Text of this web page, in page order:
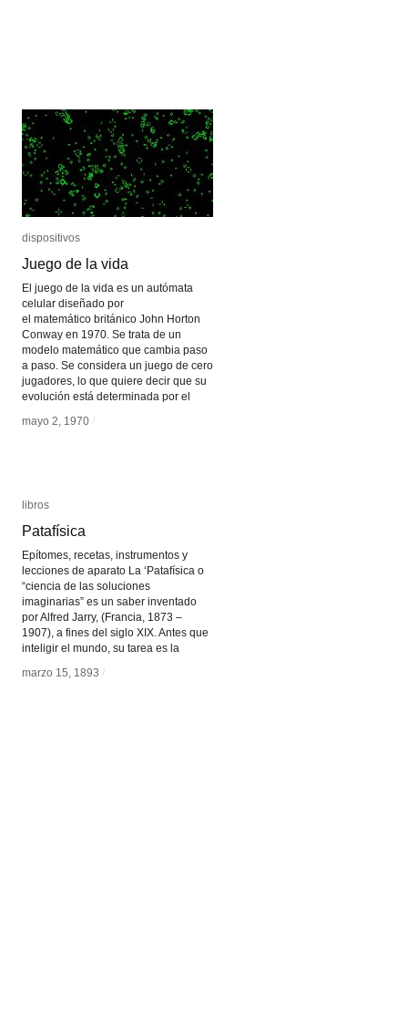
dispositivos
Juego de la vida
El juego de la vida es un autómata
celular diseñado por
el matemático británico John Horton
Conway en 1970. Se trata de un
modelo matemático que cambia paso
a paso. Se considera un juego de cero
jugadores, lo que quiere decir que su
evolución está determinada por el
mayo 2, 1970 /
dispositivos
Juego de la vida
mayo 2, 1970 /
libros
Patafísica
Epítomes, recetas, instrumentos y
lecciones de aparato La ‘Patafísica o
“ciencia de las soluciones
imaginarias” es un saber inventado
por Alfred Jarry, (Francia, 1873 –
1907), a fines del siglo XIX. Antes que
inteligir el mundo, su tarea es la
marzo 15, 1893 /
libros
Patafísica
marzo 15, 1893 /